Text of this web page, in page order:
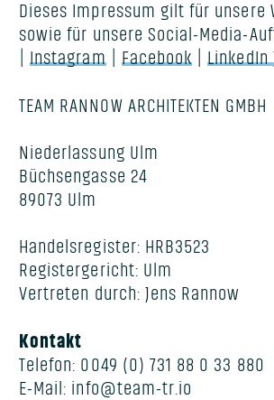
Dieses Impressum gilt für unsere
sowie für unsere Social-Media-
|Instagram| Facebook |LinkedIn
TEAM RANNOW ARCHITEKTEN GMBH
Niederlassung Ulm
Büchsengasse 24
89073 Ulm
Handelsregister: HRB3523
Registergericht: Ulm
Vertreten durch: Jens Rannow
Kontakt
Telefon: 0049 (0) 731 88 0 33 880
E-Mail: info@team-tr.io